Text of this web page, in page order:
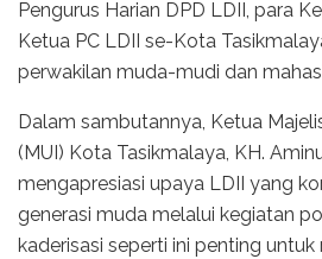
Pengurus Harian DPD LDII, para
Ketua PC LDII se-Kota
perwakilan muda-mudi dan
Dalam sambutannya, Ketua
(MUI) Kota Tasikmalaya, KH.
mengapresiasi upaya LDII yang
generasi muda melalui kegiatan
kaderisasi seperti ini penting